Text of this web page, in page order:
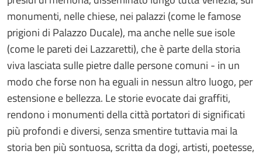
monumenti, nelle chiese, nei palazzi (come le famose
prigioni di Palazzo Ducale), ma anche nelle sue isole
(come le pareti dei Lazzaretti), che è parte della storia
viva lasciata sulle pietre dalle persone comuni - in un
modo che forse non ha eguali in nessun altro luogo, per
estensione e bellezza. Le storie evocate dai graffiti,
rendono i monumenti della città portatori di significati
più profondi e diversi, senza smentire tuttavia mai la
storia ben più sontuosa, scritta da dogi, artisti, poetesse,